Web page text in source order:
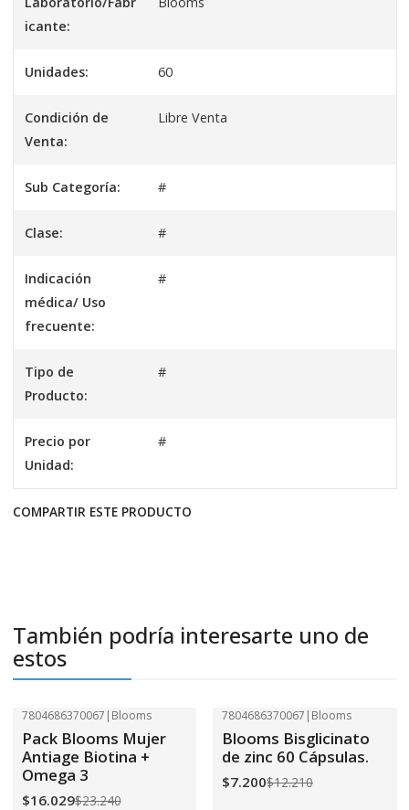
icante:
Unidades: 60
Condición de
Venta:
Libre Venta
Sub Categoría: #
Clase: #
Indicación
médica/ Uso
frecuente:
#
Tipo de
Producto:
#
Precio por
Unidad:
#
COMPARTIR ESTE PRODUCTO
También podría interesarte uno de
estos
7804686370067 | Blooms
Pack Blooms Mujer
Antiage Biotina +
Omega 3
$16.029$23.240
7804686370067 | Blooms
Blooms Bisglicinato
de zinc 60 Cápsulas.
$7.200$12.210